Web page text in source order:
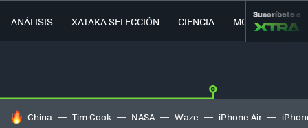
ANÁLISIS XATAKA SELECCIÓN CIENCIA MOVILIDAD
Suscríbete a
HOY SE HABLA DE
China Tim Cook NASA Waze iPhone Air